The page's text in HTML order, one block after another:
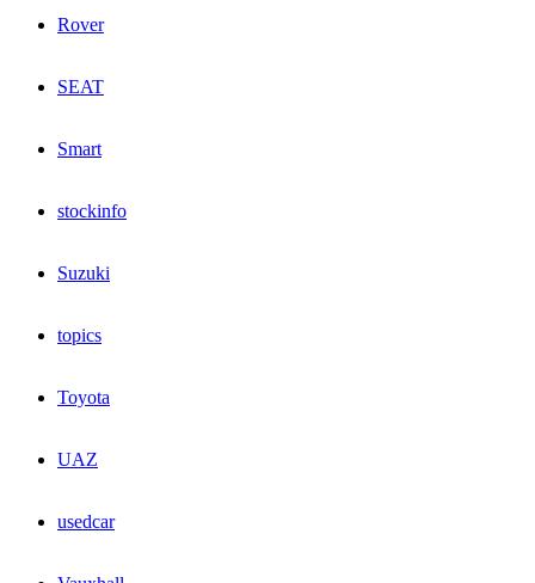
Rover
SEAT
Smart
stockinfo
Suzuki
topics
Toyota
UAZ
usedcar